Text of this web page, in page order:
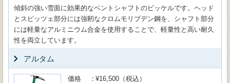
傾斜の強い雪面に効果的なベントシャフトのピッケルです。ヘッド
とスピッツェ部分には強靭なクロムモリブデン鋼を、シャフト部分
には軽量なアルミニウム合金を使用することで、軽量性と高い耐久
性を両立しています。
アルタム
価格
¥16,500（税込）